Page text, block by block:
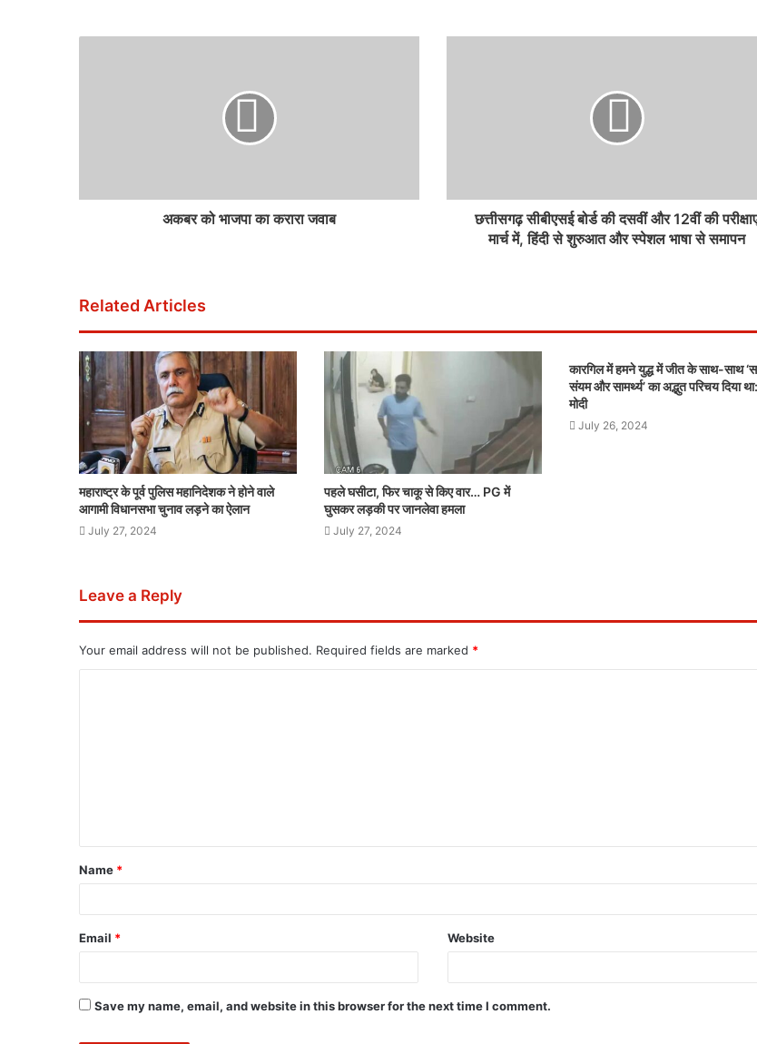
अकबर को भाजपा का करारा जवाब
छत्तीसगढ़ सीबीएसई बोर्ड की दसवीं और 12वीं की
मार्च में, हिंदी से शुरुआत और स्पेशल भाषा से समापन
Related Articles
महाराष्ट्र के पूर्व पुलिस महानिदेशक ने होने वाले
आगामी विधानसभा चुनाव लड़ने का ऐलान
July 27, 2024
पहले घसीटा, फिर चाकू से किए वार… PG में
घुसकर लड़की पर जानलेवा हमला
July 27, 2024
कारगिल में हमने युद्ध में जीत के साथ-साथ
संयम और सामर्थ्य’ का अद्भुत परिचय दिया
मोदी
July 26, 2024
Leave a Reply
Your email address will not be published. Required fields are marked *
Name *
Email * Website
Save my name, email, and website in this browser for the next time I comment.